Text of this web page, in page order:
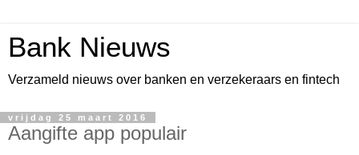
Bank Nieuws
Verzameld nieuws over banken en verzekeraars en fintech
vrijdag 25 maart 2016
Aangifte app populair